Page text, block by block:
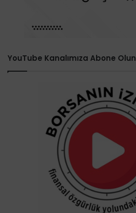
YouTube Kanalımıza Abone Olun